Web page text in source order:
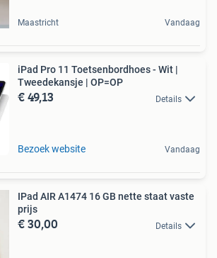
Maastricht Vandaag
iPad Pro 11 Toetsenbordhoes - Wit |
Tweedekansje | OP=OP
€ 49,13 Details
Bezoek website Vandaag
IPad AIR A1474 16 GB nette staat vaste
prijs
€ 30,00 Details